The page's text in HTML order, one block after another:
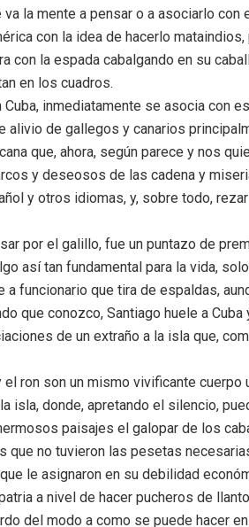
la mente a pensar o a asociarlo con
con la idea de hacerlo
con la espada cabalgando en su
en los cuadros.
inmediatamente se asocia con
alivio de gallegos y canarios
que, ahora, según parece y nos
y deseosos de las cadena y
y otros idiomas, y, sobre todo,
por el galillo, fue un puntazo de
así tan fundamental para la vida,
a funcionario que tira de espaldas,
que conozco, Santiago huele a Cuba
de un extraño a la isla que,
ron son un mismo vivificante cuerpo
isla, donde, apretando el silencio,
paisajes el galopar de los
no tuvieron las pesetas
le asignaron en su debilidad
a nivel de hacer pucheros de
del modo a como se puede hacer